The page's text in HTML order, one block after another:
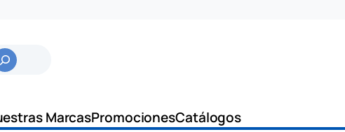
MarcasPromocionesCatálogos